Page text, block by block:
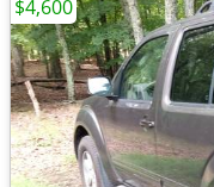
$4,600